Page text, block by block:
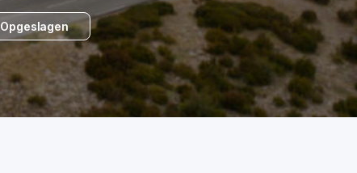
Opgeslagen